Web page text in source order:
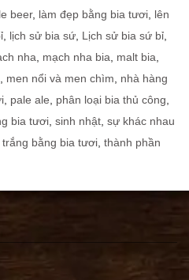
beer, làm đẹp bằng bia tươi lên
lịch sử bia sứ Lịch sử bia sứ bỉ
nha mạch nha bia malt bia
men nổi và men chìm
nhà hàng
pale ale phân loại bia thủ công
bia tươi sinh nhật sự khác nhau
trắng bằng bia tươi thành phần